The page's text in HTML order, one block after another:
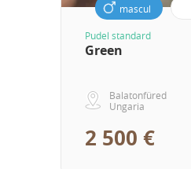
mascul
Pudel standard
Green
Balatonfüred
Ungaria
2 500 €